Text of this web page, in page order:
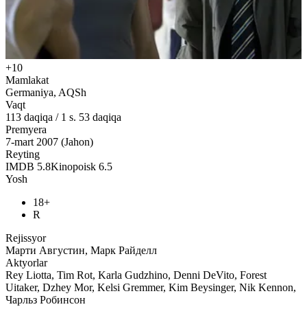
+10
Mamlakat
Germaniya, AQSh
Vaqt
113 daqiqa / 1 s. 53 daqiqa
Premyera
7-mart 2007 (Jahon)
Reyting
IMDB 5.8Kinopoisk 6.5
Yosh
18+
R
Rejissyor
Марти Августин, Марк Райделл
Aktyorlar
Rey Liotta, Tim Rot, Karla Gudzhino, Denni DeVito, Forest
Uitaker, Dzhey Mor, Kelsi Gremmer, Kim Beysinger, Nik Kennon,
Чарльз Робинсон